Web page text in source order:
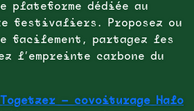
plateforme dédiée au
festivaliers. Proposez ou
facilement, partagez les
l’empreinte carbone du
Togetzer — covoiturage Halo